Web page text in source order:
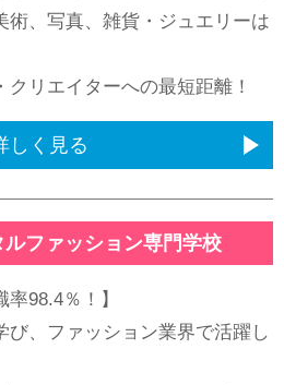
方
術、写真、雑貨・ジュエリーは
クリエイターへの最短距離！
しく見る
ファッション専門学校
率98.4％！】
び、ファッション業界で活躍し